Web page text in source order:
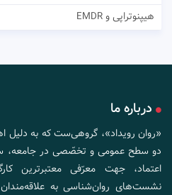
هیپنوتراپی و EMDR
درباره ما
«روان رویداد»، گروهی‌ست که به
دو سطح عمومی و تخصّصی در جامعه،
اعتماد، جهت معرّفی معتبرترین
نشست‌های روان‌شناسی به